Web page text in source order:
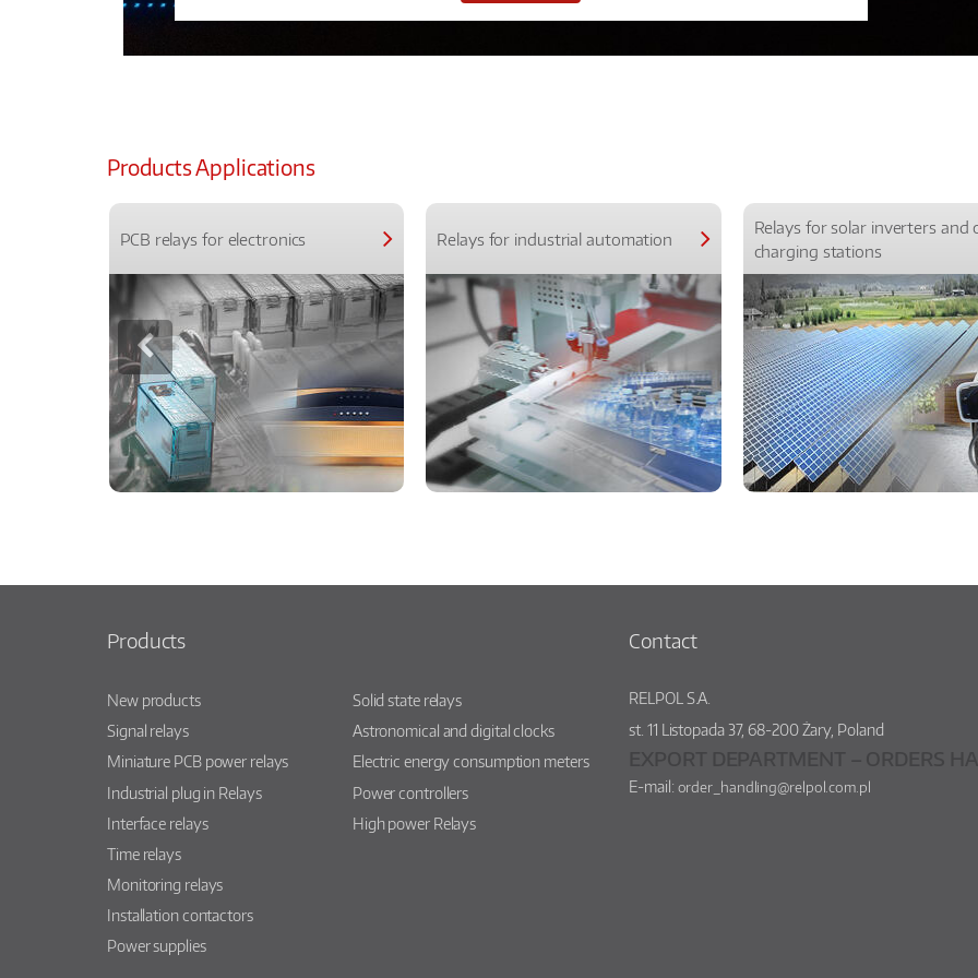
Products Applications
PCB relays for electronics Relays for industrial automation
Relays for solar inverters and
charging stations
Products
New products
Signal relays
Miniature PCB power relays
Industrial plug in Relays
Interface relays
Time relays
Monitoring relays
Installation contactors
Power supplies
Solid state relays
Astronomical and digital clocks
Electric energy consumption meters
Power controllers
High power Relays
Contact
RELPOL S.A.
st. 11 Listopada 37,68-200Żary, Poland
E-mail: order_handling@relpol.com.pl